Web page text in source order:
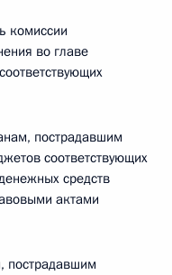
комиссии
во главе
пострадавшим
соответствующих
средств
актами
пострадавшим